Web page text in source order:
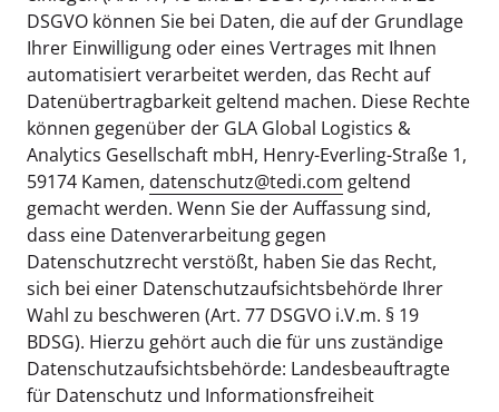
DSGVO können Sie bei Daten, die auf der Grundlage
Ihrer Einwilligung oder eines Vertrages mit Ihnen
automatisiert verarbeitet werden, das Recht auf
Datenübertragbarkeit geltend machen. Diese Rechte
können gegenüber der GLA Global Logistics &
Analytics Gesellschaft mbH, Henry-Everling-Straße 1,
59174 Kamen, datenschutz@tedi.com geltend
gemacht werden. Wenn Sie der Auffassung sind,
dass eine Datenverarbeitung gegen
Datenschutzrecht verstößt, haben Sie das Recht,
sich bei einer Datenschutzaufsichtsbehörde Ihrer
Wahl zu beschweren (Art. 77 DSGVO i.V.m. § 19
BDSG). Hierzu gehört auch die für uns zuständige
Datenschutzaufsichtsbehörde: Landesbeauftragte
für Datenschutz und Informationsfreiheit